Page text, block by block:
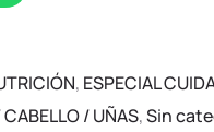
, ESPECIAL
CABELLO / UÑAS,Sin